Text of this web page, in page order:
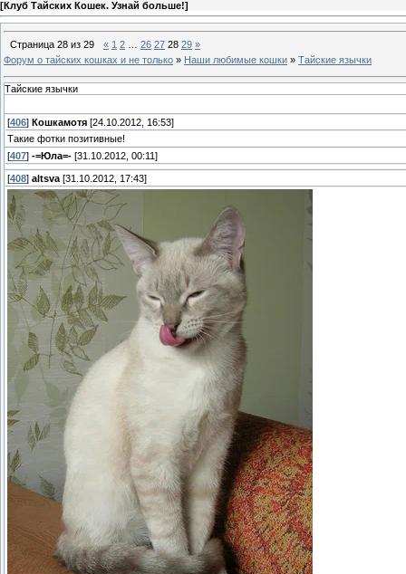
[Клуб Тайских Кошек. Узнай больше!]
Страница 28 из 29 « 1 2 26 27 28 29 »
Форум о тайских кошках и не только » Наши любимые кошки » Тайские язычки
Тайские язычки
[406] Кошкамотя [24.10.2012, 16:53]
Такие фотки позитивные!
[407] -=Юла=- [31.10.2012, 00:11]
[408] altsva [31.10.2012, 17:43]